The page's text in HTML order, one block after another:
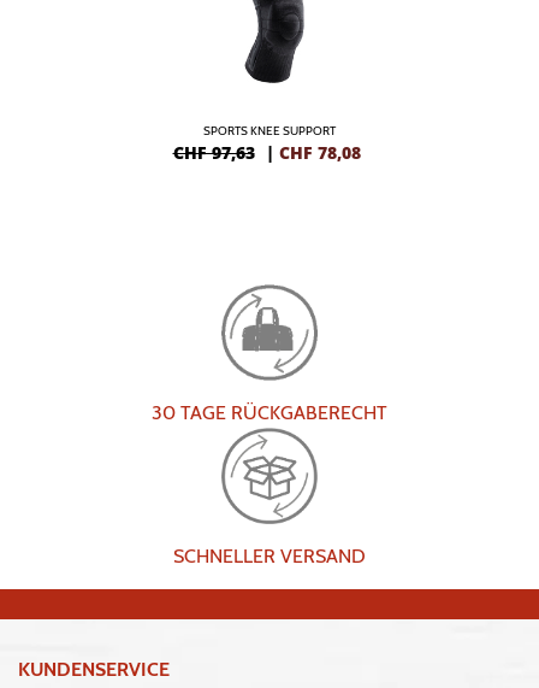
SPORTS KNEE SUPPORT
CHF 97,63 | CHF 78,08
30 TAGE RÜCKGABERECHT
SCHNELLER VERSAND
KUNDENSERVICE